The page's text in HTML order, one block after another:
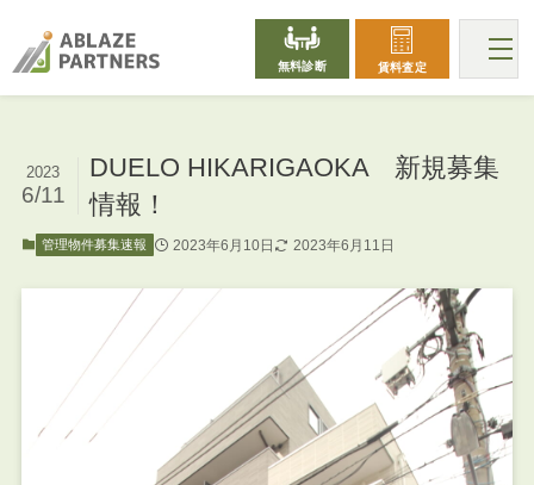
無料診断 賃料査定
DUELO HIKARIGAOKA 新規募集
情報！
2023
6/11
管理物件募集速報 2023年6月10日 2023年6月11日